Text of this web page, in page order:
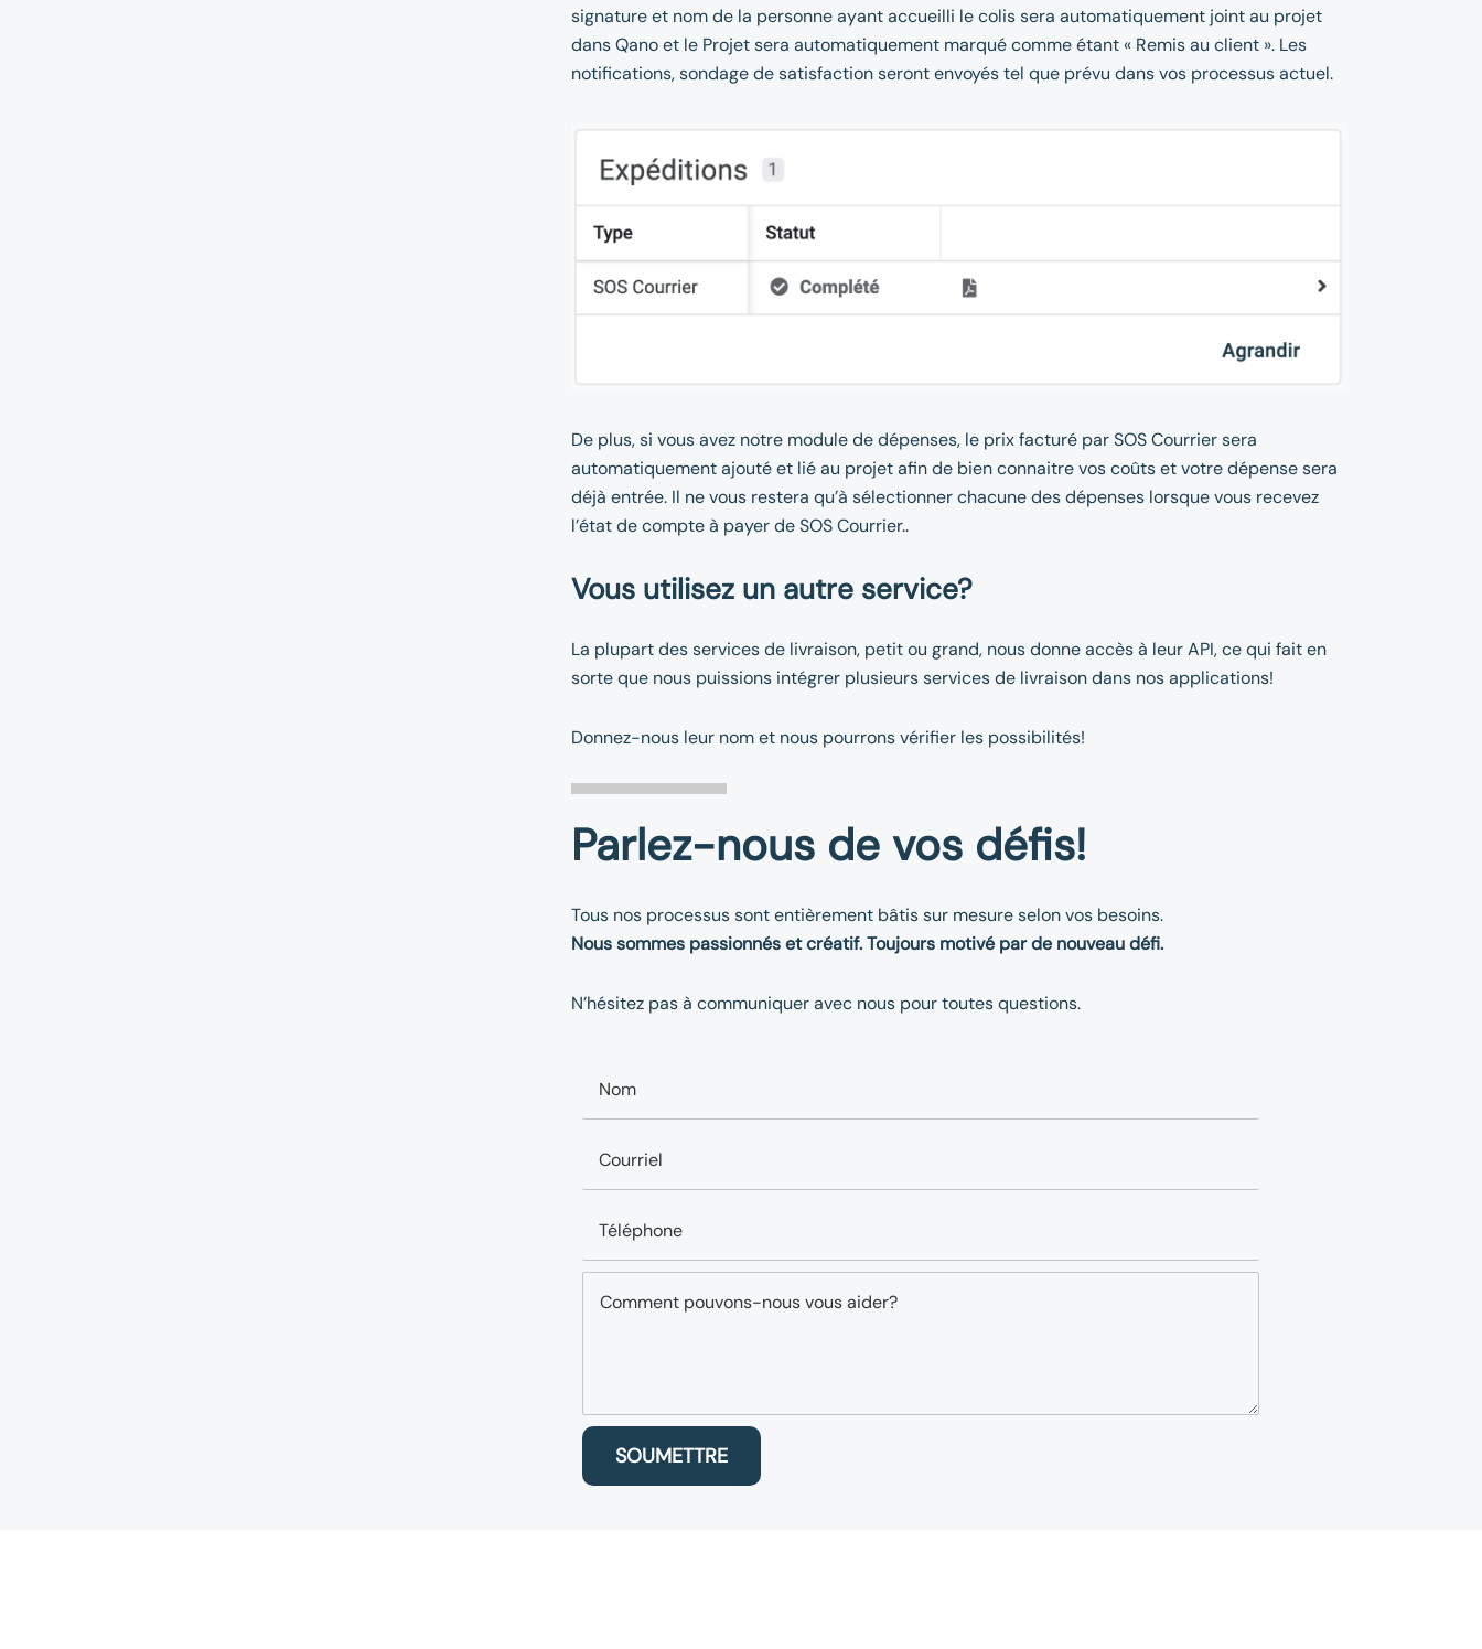
signature et nom de la personne ayant accueilli le colis sera automatiquement joint au projet
dans Qano et le Projet sera automatiquement marqué comme étant « Remis au client ». Les
notifications, sondage de satisfaction seront envoyés tel que prévu dans vos processus actuel.
De plus, si vous avez notre module de dépenses, le prix facturé par SOS Courrier sera
automatiquement ajouté et lié au projet afin de bien connaitre vos coûts et votre dépense sera
déjà entrée. Il ne vous restera qu’à sélectionner chacune des dépenses lorsque vous recevez
l’état de compte à payer de SOS Courrier..
Vous utilisez un autre service?
La plupart des services de livraison, petit ou grand, nous donne accès à leur API, ce qui fait en
sorte que nous puissions intégrer plusieurs services de livraison dans nos applications!
Donnez-nous leur nom et nous pourrons vérifier les possibilités!
Parlez-nous de vos défis!
Tous nos processus sont entièrement bâtis sur mesure selon vos besoins.
Nous sommes passionnés et créatif. Toujours motivé par de nouveau défi.
N’hésitez pas à communiquer avec nous pour toutes questions.
SOUMETTRE